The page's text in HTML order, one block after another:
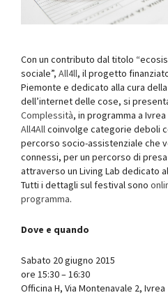
Con un contributo dal titolo
sociale”, All4ll, il progetto
Piemonte e dedicato alla cura
dell’internet delle cose, si
Complessità, in programma a Ivrea
All4Allcoinvolge categorie deboli
percorso socio-assistenziale che
connessi, per un percorso di
attraverso un Living Lab dedicato
Tutti i dettagli sul festival sono
programma.
Dove e quando
Sabato 20 giugno 2015
ore 15:30 – 16:30
Officina H, Via Montenavale 2, Ivrea